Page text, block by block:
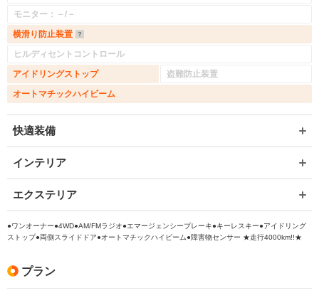
モニター：－/－
横滑り防止装置
ヒルディセントコントロール
アイドリングストップ
盗難防止装置
オートマチックハイビーム
快適装備
インテリア
エクステリア
●ワンオーナー●4WD●AM/FMラジオ●エマージェンシーブレーキ●キーレスキー●アイドリング
ストップ●両側スライドドア●オートマチックハイビーム●障害物センサー ★走行4000km!!★
プラン